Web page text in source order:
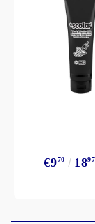
€970 1897